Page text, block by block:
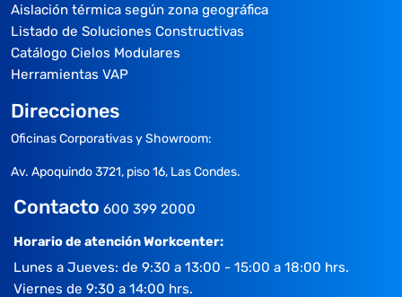
Aislación térmica según zona geográfica
Listado de Soluciones Constructivas
Catálogo Cielos Modulares
Herramientas VAP
Direcciones
Oficinas Corporativas y Showroom:
Av. Apoquindo 3721, piso 16, Las Condes.
Contacto 600 399 2000
Horario de atención Workcenter:
Lunes a Jueves: de 9:30 a 13:00 - 15:00 a 18:00 hrs.
Viernes de 9:30 a 14:00 hrs.